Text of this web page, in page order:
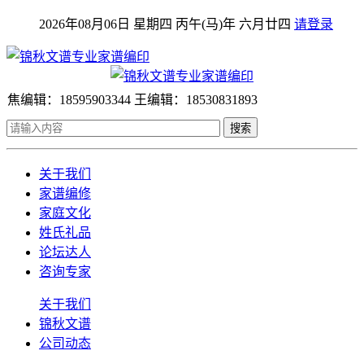
2026年08月06日 星期四 丙午(马)年 六月廿四 请登录
焦编辑：18595903344 王编辑：18530831893
搜索
关于我们
家谱编修
家庭文化
姓氏礼品
论坛达人
咨询专家
关于我们
锦秋文谱
公司动态